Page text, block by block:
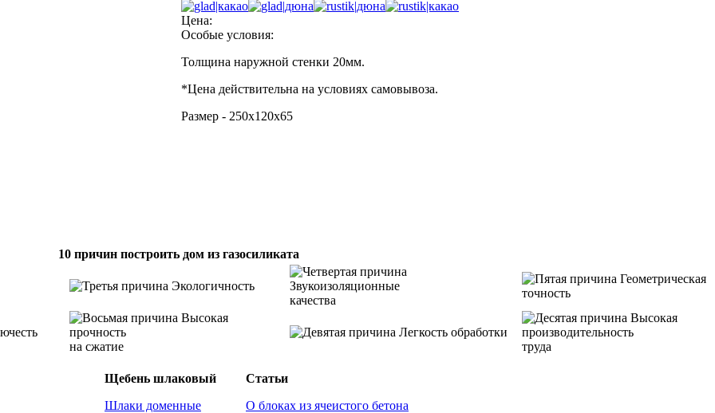
Цена:
Особые условия:
Толщина наружной стенки 20мм.
*Цена действительна на условиях самовывоза.
Размер - 250х120х65
10 причин построить дом из газосиликата
Экологичность
Звукоизоляционные
качества
Геометрическая
точность
Высокая
прочность
на сжатие
Легкость обработки
Высокая
производительность
труда
Щебень шлаковый
Шлаки доменные
Статьи
О блоках из ячеистого бетона